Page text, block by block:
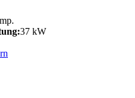
37 kW